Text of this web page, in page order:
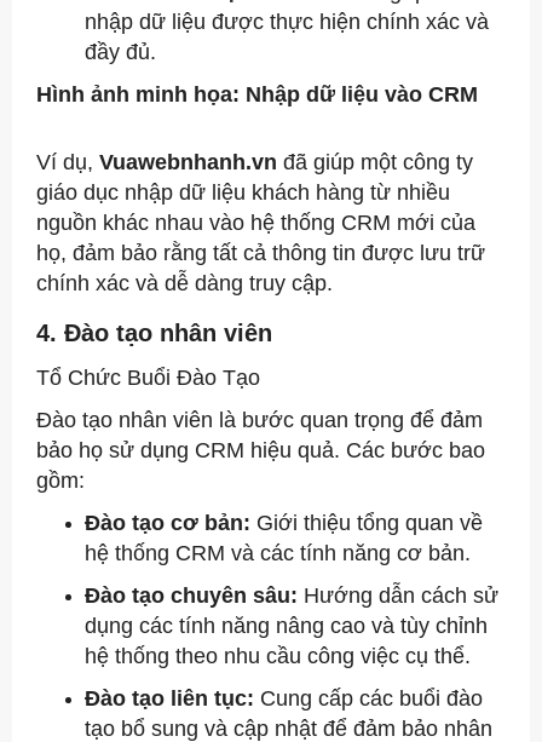
nhập dữ liệu được thực hiện chính xác và
đầy đủ.
Hình ảnh minh họa: Nhập dữ liệu vào CRM
Ví dụ, Vuawebnhanh.vn đã giúp một công ty
giáo dục nhập dữ liệu khách hàng từ nhiều
nguồn khác nhau vào hệ thống CRM mới của
họ, đảm bảo rằng tất cả thông tin được lưu trữ
chính xác và dễ dàng truy cập.
4. Đào tạo nhân viên
Tổ Chức Buổi Đào Tạo
Đào tạo nhân viên là bước quan trọng để đảm
bảo họ sử dụng CRM hiệu quả. Các bước bao
gồm:
Đào tạo cơ bản: Giới thiệu tổng quan về
hệ thống CRM và các tính năng cơ bản.
Đào tạo chuyên sâu: Hướng dẫn cách sử
dụng các tính năng nâng cao và tùy chỉnh
hệ thống theo nhu cầu công việc cụ thể.
Đào tạo liên tục: Cung cấp các buổi đào
tạo bổ sung và cập nhật để đảm bảo nhân